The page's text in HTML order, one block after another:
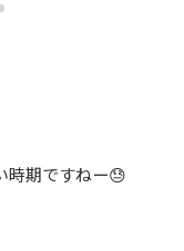
時期ですねー😓